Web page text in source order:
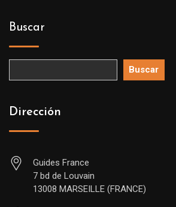
Buscar
Buscar
Dirección
Guides France
7 bd de Louvain
13008 MARSEILLE (FRANCE)